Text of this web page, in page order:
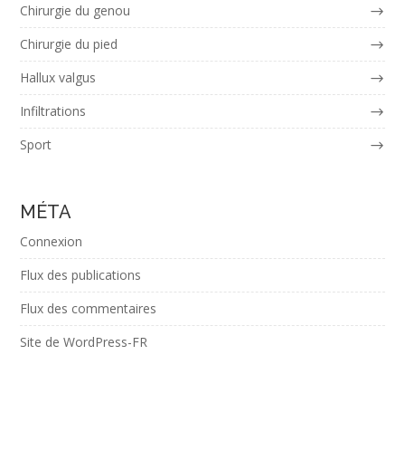
Chirurgie du genou
Chirurgie du pied
Hallux valgus
Infiltrations
Sport
MÉTA
Connexion
Flux des publications
Flux des commentaires
Site de WordPress-FR